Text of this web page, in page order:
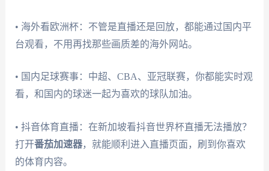
• 海外看欧洲杯：不管是直播还是回放，都能通过国内平
台观看，不用再找那些画质差的海外网站。
• 国内足球赛事：中超、CBA、亚冠联赛，你都能实时观
看，和国内的球迷一起为喜欢的球队加油。
• 抖音体育直播：在新加坡看抖音世界杯直播无法播放？
打开番茄加速器，就能顺利进入直播页面，刷到你喜欢
的体育内容。